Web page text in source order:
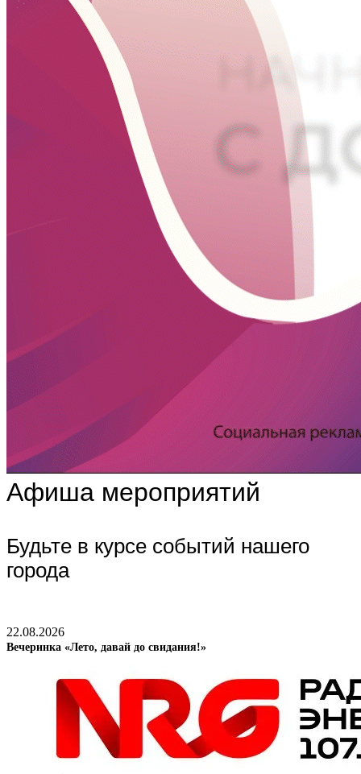
Афиша мероприятий
Будьте в курсе событий нашего
города
22.08.2026
Вечеринка «Лето, давай до свидания!»